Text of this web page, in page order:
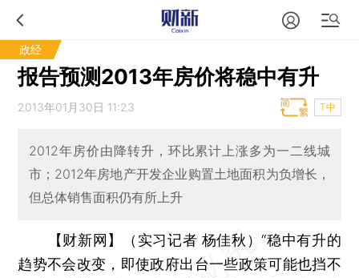
政经
报告预测2013年房价将稳中有升
2013年01月30日 11:23 T中
2012年房价由降转升，环比累计上涨多为一二线城
市；2012年房地产开发企业购置土地面积为负增长，
但总体销售面积仍有所上升
【财新网】（实习记者 杨佳秋）“稳中有升的
趋势不会改变，即使政府出台一些政策可能也挡不